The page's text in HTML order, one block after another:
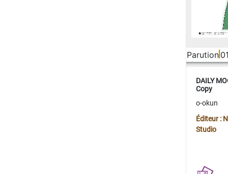
Parution
DAILY
Copy
o-okun
Éditeur :
Studio